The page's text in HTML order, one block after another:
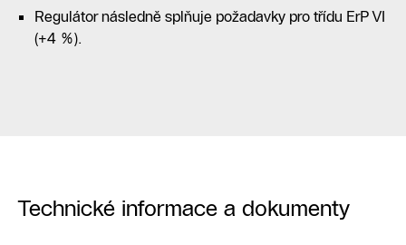
Regulátor následně splňuje požadavky pro třídu ErP VI
(+4 %).
Technické informace a dokumenty